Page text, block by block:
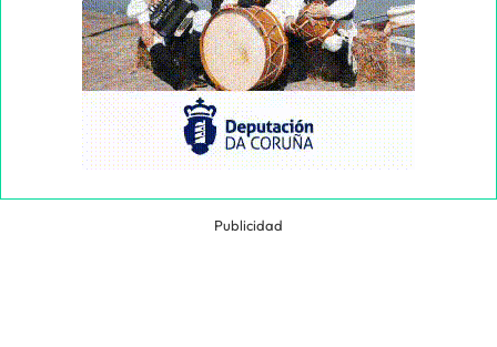
Publicidad